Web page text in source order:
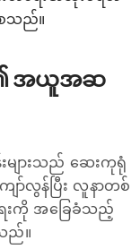
သည်။
၏ အယူအဆ
များသည် ဆေးကုရုံ
လွန်ပြီး လူနာတစ်
းကို အခြေခံသည့်
ည်။